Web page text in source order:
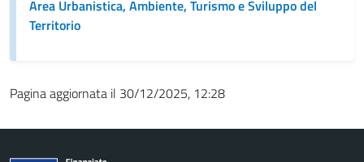
Area Urbanistica, Ambiente, Turismo e Sviluppo del
Territorio
Pagina aggiornata il 30/12/2025, 12:28